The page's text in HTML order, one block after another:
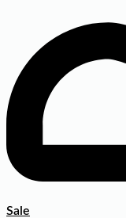
Sale